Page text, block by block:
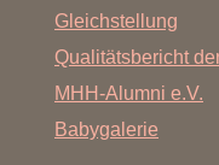
Gleichstellung
Qualitätsbericht
MHH-Alumni e.V.
Babygalerie